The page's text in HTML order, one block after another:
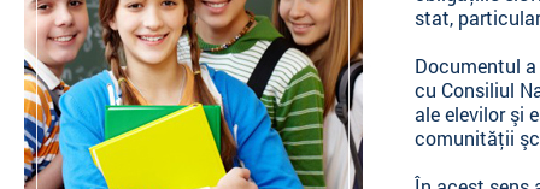
PLAN DE DEZVOLTARE
INSTITUȚIONALĂ
stat,
Documentul
cu Consiliul
ale elevilor şi
comunităţii